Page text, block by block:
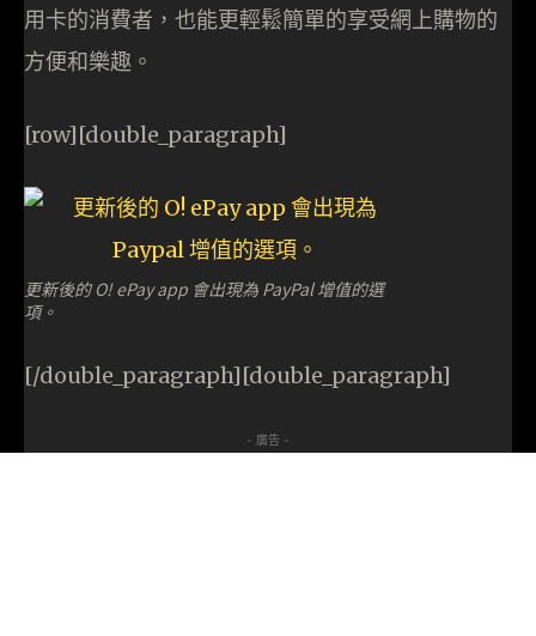
用卡的消費者，也能更輕鬆簡單的享受網上購物的
方便和樂趣。
[row][double_paragraph]
更新後的 O! ePay app 會出現為 PayPal 增值的選
項。
[/double_paragraph][double_paragraph]
- 廣告 -